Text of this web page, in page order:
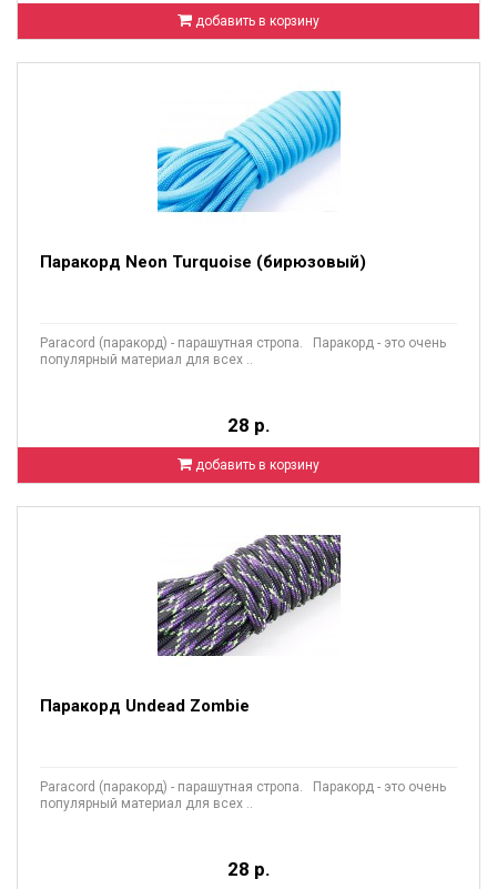
добавить в корзину
Паракорд Neon Turquoise (бирюзовый)
Paracord (паракорд) - парашутная стропа. Паракорд - это очень
популярный материал для всех ..
28 р.
добавить в корзину
Паракорд Undead Zombie
Paracord (паракорд) - парашутная стропа. Паракорд - это очень
популярный материал для всех ..
28 р.